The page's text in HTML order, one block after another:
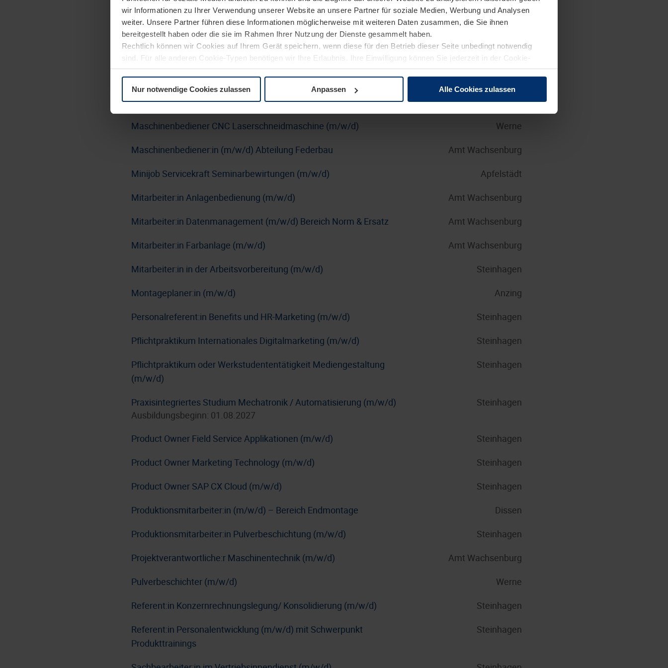
wir Informationen zu Ihrer Verwendung unserer Website an unsere Partner für soziale Medien, Werbung und Analysen
weiter. Unsere Partner führen diese Informationen möglicherweise mit weiteren Daten zusammen, die Sie ihnen
bereitgestellt haben oder die sie im Rahmen Ihrer Nutzung der Dienste gesammelt haben.
Rechtlich können wir Cookies auf Ihrem Gerät speichern, wenn diese für den Betrieb dieser Seite unbedingt notwendig
sind. Für alle anderen Cookie-Typen benötigen wir Ihre Erlaubnis. Ihre Einwilligung können Sie jederzeit in der Cookie-
Erläuterung auf der Seite Datenschutzerklärung unserer Website ändern oder widerrufen.
Nur notwendige Cookies zulassen Anpassen Alle Cookies zulassen
Lackierer:in Nasslackierung (m/w/d)
Bereich Haustürlinie-Türblatt
Brandis
Linux Administrator:in SUSE mit DevOps-Schwerpunkt (m/w/d)
Steinhagen
LKW-Fahrer:in / Berufskraftfahrer:in Nahverkehr (m/w/d)
Großkrotzenburg
Maschinen- und Anlagenführer:in (m/w/d)
Brandis
Maschinenbediener CNC Laserschneidmaschine (m/w/d)
Werne
Maschinenbediener:in (m/w/d) Abteilung Federbau
Amt Wachsenburg
Minijob Servicekraft Seminarbewirtungen (m/w/d)
Apfelstädt
Mitarbeiter:in Anlagenbedienung (m/w/d)
Amt Wachsenburg
Mitarbeiter:in Datenmanagement (m/w/d) Bereich Norm & Ersatz
Amt Wachsenburg
Mitarbeiter:in Farbanlage (m/w/d)
Amt Wachsenburg
Mitarbeiter:in in der Arbeitsvorbereitung (m/w/d)
Steinhagen
Montageplaner:in (m/w/d)
Anzing
Personalreferent:in Benefits und HR-Marketing (m/w/d)
Steinhagen
Pflichtpraktikum Internationales Digitalmarketing (m/w/d)
Steinhagen
Pflichtpraktikum oder Werkstudententätigkeit Mediengestaltung
(m/w/d)
Steinhagen
Praxisintegriertes Studium Mechatronik / Automatisierung (m/w/d)
Ausbildungsbeginn: 01.08.2027
Steinhagen
Product Owner Field Service Applikationen (m/w/d)
Steinhagen
Product Owner Marketing Technology (m/w/d)
Steinhagen
Product Owner SAP CX Cloud (m/w/d)
Steinhagen
Produktionsmitarbeiter:in (m/w/d) – Bereich Endmontage
Dissen
Produktionsmitarbeiter:in Pulverbeschichtung (m/w/d)
Steinhagen
Projektverantwortliche:r Maschinentechnik (m/w/d)
Amt Wachsenburg
Pulverbeschichter (m/w/d)
Werne
Referent:in Konzernrechnungslegung/ Konsolidierung (m/w/d)
Steinhagen
Referent:in Personalentwicklung (m/w/d) mit Schwerpunkt
Produkttrainings
Steinhagen